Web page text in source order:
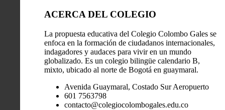
ACERCA DEL COLEGIO
La propuesta educativa del Colegio Colombo Gales se
enfoca en la formación de ciudadanos internacionales,
indagadores y audaces para vivir en un mundo
globalizado. Es un colegio bilingüe calendario B,
mixto, ubicado al norte de Bogotá en guaymaral.
Avenida Guaymaral, Costado Sur Aeropuerto
601 7563798
contacto@colegiocolombogales.edu.co